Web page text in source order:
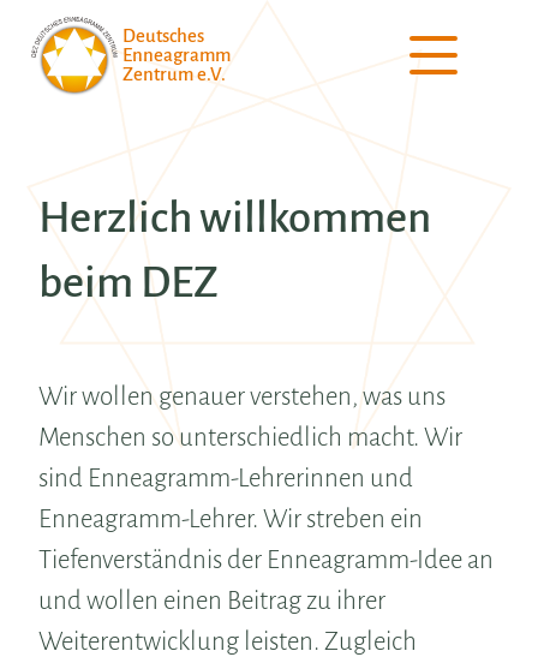
Deutsches
Enneagramm
Zentrum e.V.
Herzlich willkommen
beim DEZ
Wir wollen genauer verstehen, was uns
Menschen so unterschiedlich macht. Wir
sind Enneagramm-Lehrerinnen und
Enneagramm-Lehrer. Wir streben ein
Tiefenverständnis der Enneagramm-Idee an
und wollen einen Beitrag zu ihrer
Weiterentwicklung leisten. Zugleich